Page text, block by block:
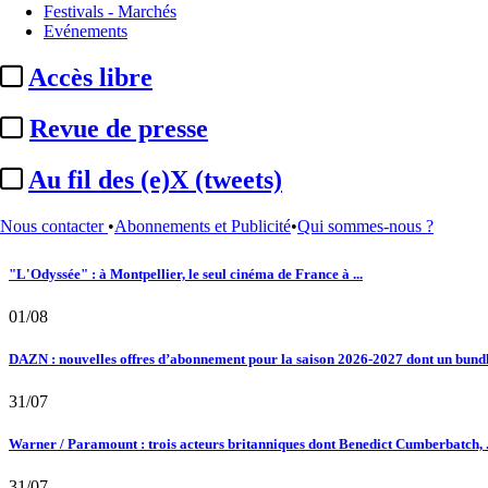
Festivals - Marchés
Evénements
Accès libre
Revue de presse
Au fil des (e)X (tweets)
Nous contacter •Abonnements et Publicité•Qui sommes-nous ?
Le fil actu
02/08
02/08
Satellifacts : pause d'été
02/08
"L'Odyssée" : à Montpellier, le seul cinéma de France à ...
01/08
DAZN : nouvelles offres d’abonnement pour la saison 2026-2027 dont un
31/07
Warner / Paramount : trois acteurs britanniques dont Benedict Cumberbatch,